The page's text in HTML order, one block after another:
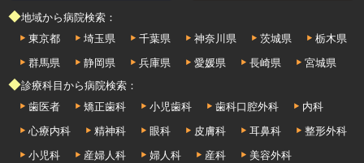
◆地域から病院検索：
東京都
埼玉県 千葉県 神奈川県 茨城県
栃木県
群馬県
静岡県 兵庫県 愛媛県 長崎県
宮城県
◆診療科目から病院検索：
歯医者
矯正歯科 小児歯科 歯科口腔外科
内科
心療内科
精神科 眼科 皮膚科 耳鼻科
整形外科
小児科
産婦人科 婦人科 産科
美容外科